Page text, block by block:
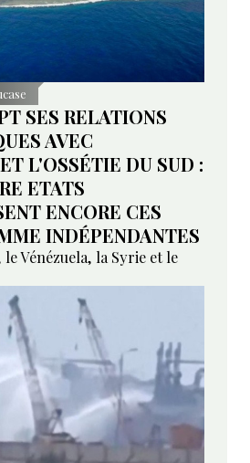
SES RELATIONS
AVEC
L'OSSÉTIE DU SUD :
ETATS
ENCORE CES
INDÉPENDANTES
le Vénézuela, la Syrie et le